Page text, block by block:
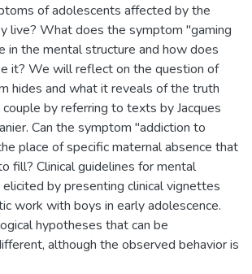
of adolescents affected by the
live? What does the symptom "gaming
in the mental structure and how does
it? We will reflect on the question of
hides and what it reveals of the truth
by referring to texts by Jacques
Can the symptom "addiction to
place of specific maternal absence that
fill? Clinical guidelines for mental
by presenting clinical vignettes
work with boys in early adolescence.
hypotheses that can be
although the observed behavior is